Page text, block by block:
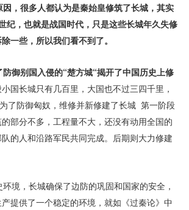
，很多人都认为是秦始皇修筑了长城，其实
纪，也就是战国时代，只是这些长城年久失修
一些，所以我们看不到了。
御别国入侵的“楚方城“揭开了中国历史上修
国长城只有几百里，大国也不过三四千里，
了防御匈奴，维修并新修建了长城 第一阶段
部分不多，工程量不大，还没有动用全国的
的人和沿路军民共同完成。后期则大力修建
境，长城确保了边防的巩固和国家的安全，
提供了一个稳定的环境，就如《过秦论》中